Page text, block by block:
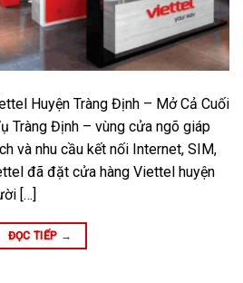
Huyện Tràng Định – Mở Cả Cuối
Tràng Định – vùng cửa ngõ giáp
và nhu cầu kết nối Internet, SIM,
đã đặt cửa hàng Viettel huyện
[…]
ĐỌC TIẾP →